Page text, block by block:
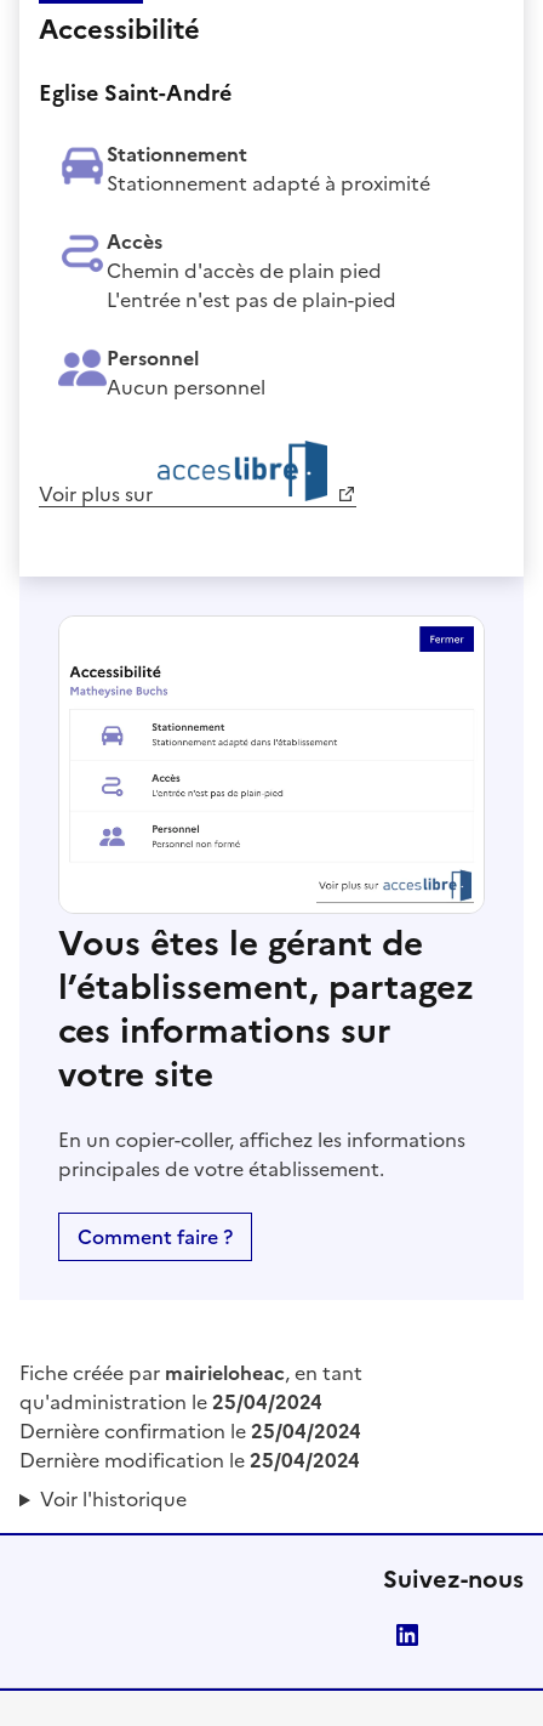
Accessibilité
Eglise Saint-André
Stationnement
Stationnement adapté à proximité
Accès
Chemin d'accès de plain pied
L'entrée n'est pas de plain-pied
Personnel
Aucun personnel
Voir plus sur
Vous êtes le gérant de
l’établissement, partagez
ces informations sur
votre site
En un copier-coller, affichez les informations
principales de votre établissement.
Comment faire ?
Fiche créée par mairieloheac, en tant
qu'administration le25/04/2024
Dernière confirmation le25/04/2024
Dernière modification le25/04/2024
Voir l'historique
Suivez-nous